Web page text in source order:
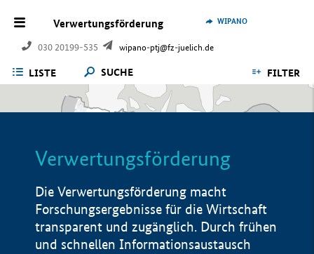
Verwertungsförderung
030 20199-535 wipano-ptj@fz-juelich.de
WIPANO
LISTE SUCHE FILTER
Verwertungsförderung
Die Verwertungsförderung macht
Forschungsergebnisse für die Wirtschaft
transparent und zugänglich. Durch frühen
und schnellen Informationsaustausch